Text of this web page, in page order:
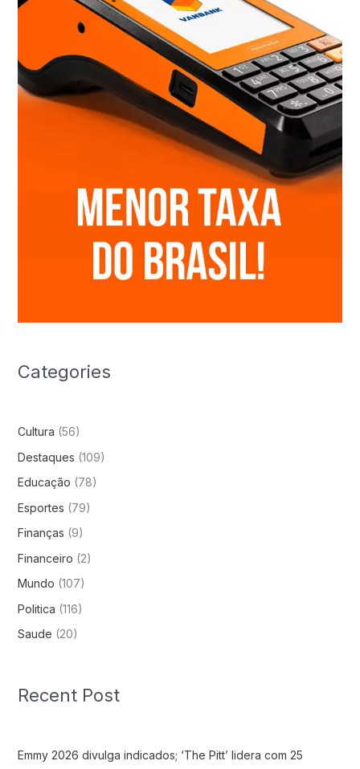
Categories
Cultura (56)
Destaques (109)
Educação (78)
Esportes (79)
Finanças (9)
Financeiro (2)
Mundo (107)
Politica (116)
Saude (20)
Recent Post
Emmy 2026 divulga indicados; ‘The Pitt’ lidera com 25